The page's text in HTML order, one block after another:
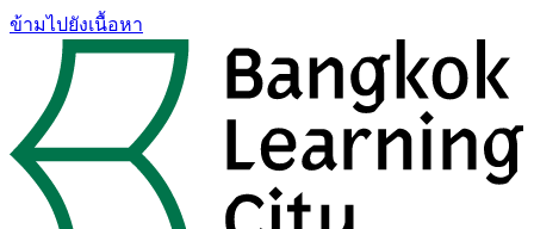
ข้ามไปยังเนื้อหา